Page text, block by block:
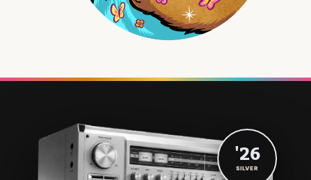
'26
SILVER